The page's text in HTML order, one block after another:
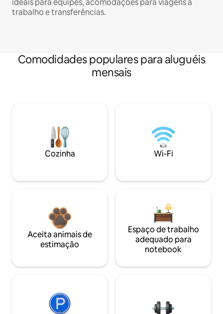
ideais para equipes, acomodações para viagens a
trabalho e transferências.
Comodidades populares para aluguéis
mensais
Cozinha Wi-Fi
Aceita animais de
estimação
Espaço de trabalho
adequado para
notebook